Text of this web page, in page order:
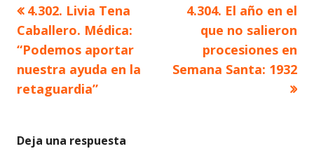
Navegación
de
entradas
Artículo
anterior
4.302. Livia Tena
Caballero. Médica:
“Podemos aportar
nuestra ayuda en la
retaguardia”
Artículo
siguiente
4.304. El año en el
que no salieron
procesiones en
Semana Santa: 1932
Deja una respuesta